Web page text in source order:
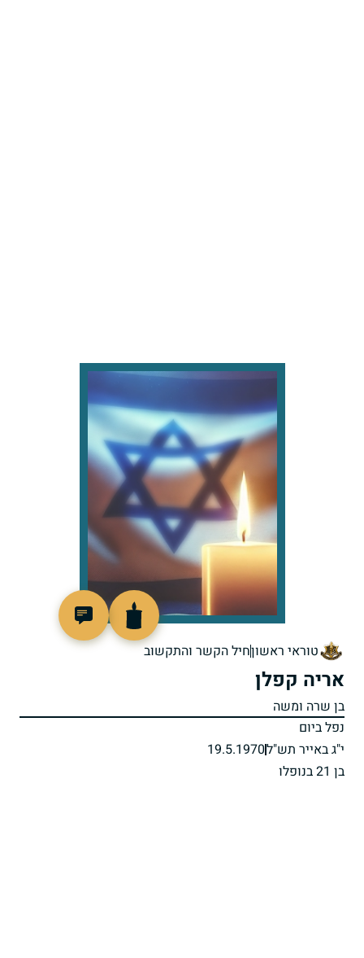
טוראי ראשוןחיל הקשר והתקשוב
אריה קפלן
בן שרה ומשה
נפל ביום
י"ג באייר תש"ל19.5.1970
בן 21 בנופלו